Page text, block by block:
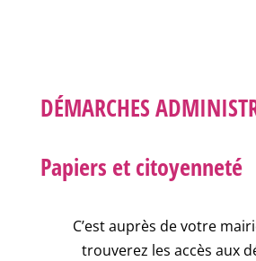
DÉMARCHES
Papiers et citoyenneté
C’est auprès de votre
trouverez les accès aux